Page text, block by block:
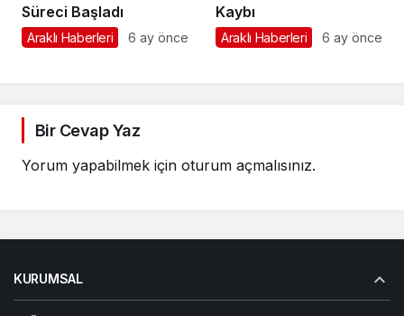
Süreci Başladı
Araklı Haberleri 6 ay önce
Kaybı
Araklı Haberleri 6 ay önce
Bir Cevap Yaz
Yorum yapabilmek için oturum açmalısınız.
KURUMSAL